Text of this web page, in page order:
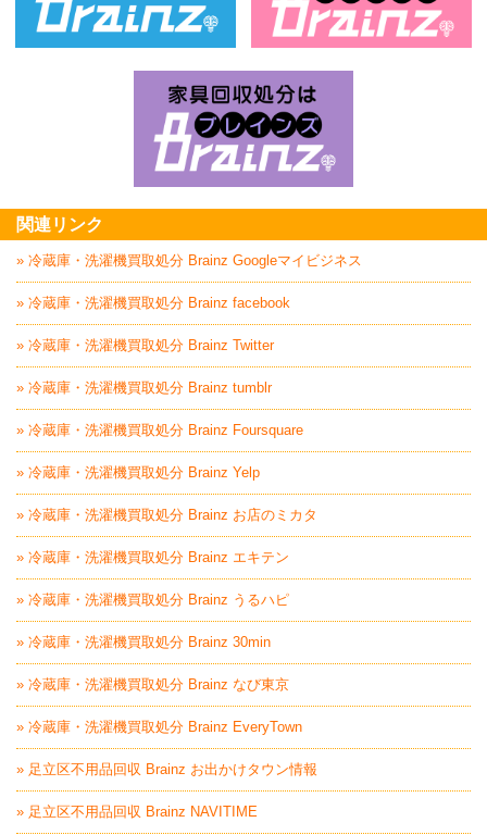
関連リンク
» 冷蔵庫・洗濯機買取処分 Brainz Googleマイビジネス
» 冷蔵庫・洗濯機買取処分 Brainz facebook
» 冷蔵庫・洗濯機買取処分 Brainz Twitter
» 冷蔵庫・洗濯機買取処分 Brainz tumblr
» 冷蔵庫・洗濯機買取処分 Brainz Foursquare
» 冷蔵庫・洗濯機買取処分 Brainz Yelp
» 冷蔵庫・洗濯機買取処分 Brainz お店のミカタ
» 冷蔵庫・洗濯機買取処分 Brainz エキテン
» 冷蔵庫・洗濯機買取処分 Brainz うるハピ
» 冷蔵庫・洗濯機買取処分 Brainz 30min
» 冷蔵庫・洗濯機買取処分 Brainz なび東京
» 冷蔵庫・洗濯機買取処分 Brainz EveryTown
» 足立区不用品回収 Brainz お出かけタウン情報
» 足立区不用品回収 Brainz NAVITIME